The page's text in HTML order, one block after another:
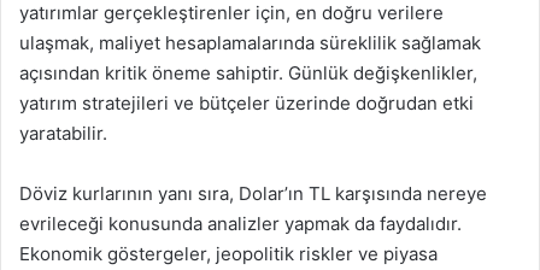
yatırımlar gerçekleştirenler için, en doğru verilere
ulaşmak, maliyet hesaplamalarında süreklilik sağlamak
açısından kritik öneme sahiptir. Günlük değişkenlikler,
yatırım stratejileri ve bütçeler üzerinde doğrudan etki
yaratabilir.
Döviz kurlarının yanı sıra, Dolar’ın TL karşısında nereye
evrileceği konusunda analizler yapmak da faydalıdır.
Ekonomik göstergeler, jeopolitik riskler ve piyasa